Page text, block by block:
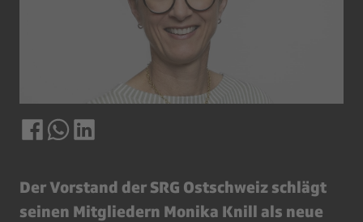
Der Vorstand der SRG Ostschweiz schlägt
seinen Mitgliedern Monika Knill als neue